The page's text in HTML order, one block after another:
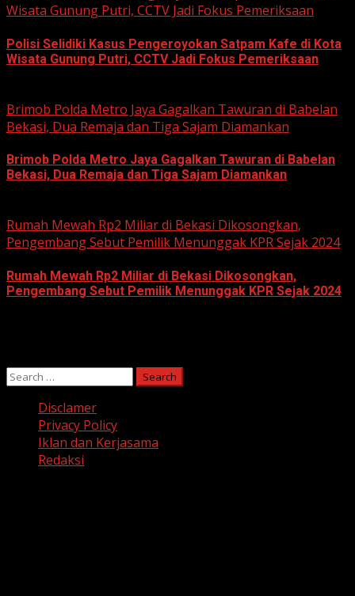
Wisata Gunung Putri, CCTV Jadi Fokus Pemeriksaan
Polisi Selidiki Kasus Pengeroyokan Satpam Kafe di Kota
Wisata Gunung Putri, CCTV Jadi Fokus Pemeriksaan
Brimob Polda Metro Jaya Gagalkan Tawuran di Babelan
Bekasi, Dua Remaja dan Tiga Sajam Diamankan
Brimob Polda Metro Jaya Gagalkan Tawuran di Babelan
Bekasi, Dua Remaja dan Tiga Sajam Diamankan
Rumah Mewah Rp2 Miliar di Bekasi Dikosongkan,
Pengembang Sebut Pemilik Menunggak KPR Sejak 2024
Rumah Mewah Rp2 Miliar di Bekasi Dikosongkan,
Pengembang Sebut Pemilik Menunggak KPR Sejak 2024
Search
Disclamer
Privacy Policy
Iklan dan Kerjasama
Redaksi